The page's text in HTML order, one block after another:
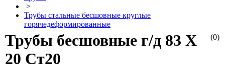
>
Трубы стальные бесшовные круглые
горячедеформированные
(0)
Трубы бесшовные г/д 83 Х
20 Ст20